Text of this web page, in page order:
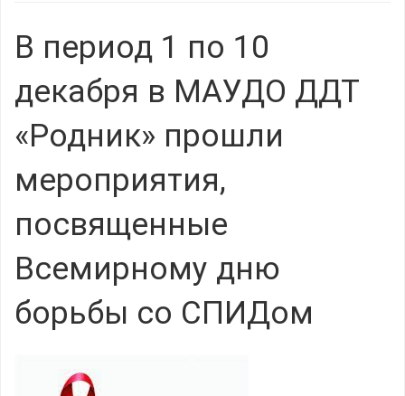
В период 1 по 10
декабря в МАУДО ДДТ
«Родник» прошли
мероприятия,
посвященные
Всемирному дню
борьбы со СПИДом